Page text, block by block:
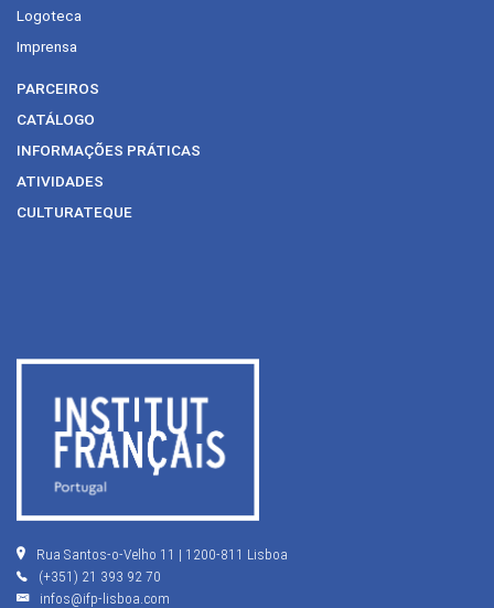
Logoteca
Imprensa
PARCEIROS
CATÁLOGO
INFORMAÇÕES PRÁTICAS
ATIVIDADES
CULTURATEQUE
Rua Santos-o-Velho 11 | 1200-811 Lisboa
(+351) 21 393 92 70
infos@ifp-lisboa.com